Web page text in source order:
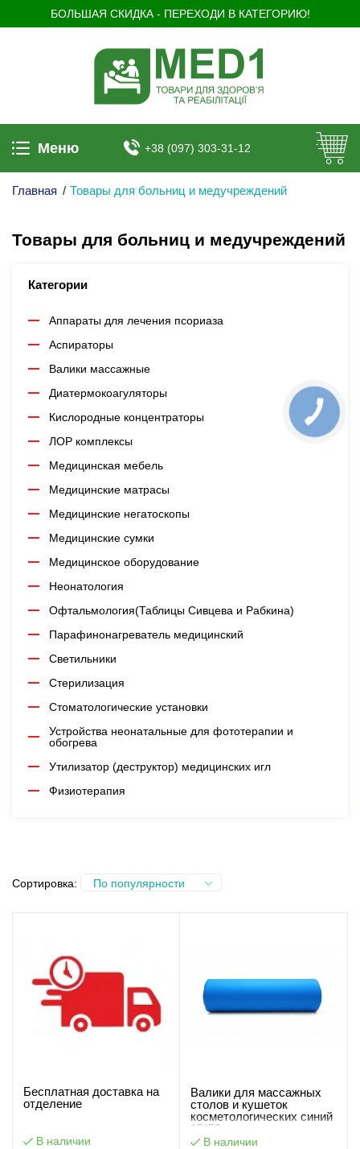
БОЛЬШАЯ СКИДКА - ПЕРЕХОДИ В КАТЕГОРИЮ!
Меню +38 (097) 303-31-12
Главная / Товары для больниц и медучреждений
Товары для больниц и медучреждений
Категории
Аппараты для лечения псориаза
Аспираторы
Валики массажные
Диатермокоагуляторы
Кислородные концентраторы
ЛОР комплексы
Медицинская мебель
Медицинские матрасы
Медицинские негатоскопы
Медицинские сумки
Медицинское оборудование
Неонатология
Офтальмология(Таблицы Сивцева и Рабкина)
Парафинонагреватель медицинский
Светильники
Стерилизация
Стоматологические установки
Устройства неонатальные для фототерапии и
обогрева
Утилизатор (деструктор) медицинских игл
Физиотерапия
Сортировка: По популярности
Бесплатная доставка на
отделение
В наличии
Валики для массажных
столов и кушеток
косметологических синий
15*50см
В наличии